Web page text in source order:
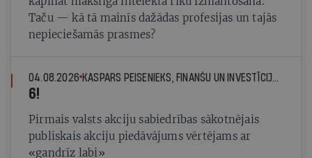
Taču — kā tā mainīs dažādas profesijas un tajās
nepieciešamās prasmes?
04.08.2026 KASPARS PEISENIEKS, FINANŠU UN INVESTĪCIJU EKSPERTS
6!
Pirmais valsts akciju sabiedrības sākotnējais
publiskais akciju piedāvājums vērtējams ar
«gandrīz labi»